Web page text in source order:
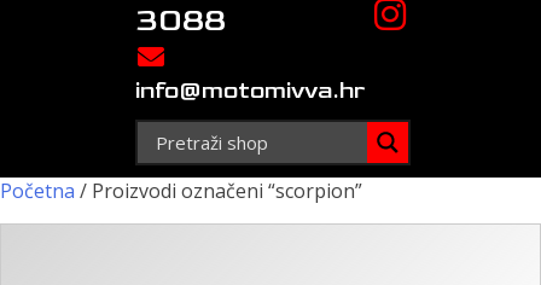
3088
info@motomivva.hr
Početna / Proizvodi označeni “scorpion”